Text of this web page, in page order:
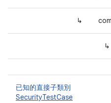
↳
↳
已知的直接子類別
SecurityTestCase